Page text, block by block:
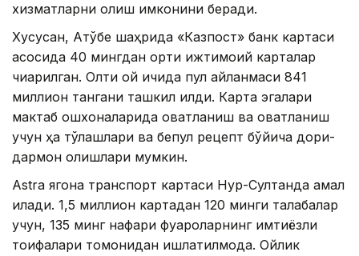
хизматларни олиш имконини беради.
Хусусан, Ақтўбе шаҳрида «Казпост» банк картаси
асосида 40 мингдан ортиқ ижтимоий карталар
чиқарилган. Олти ой ичида пул айланмаси 841
миллион тангани ташкил қилди. Карта эгалари
мактаб ошхоналарида овқатланиш ва овқатланиш
учун ҳақ тўлашлари ва бепул рецепт бўйича дори-
дармон олишлари мумкин.
Astra ягона транспорт картаси Нур-Султанда амал
қилади. 1,5 миллион картадан 120 минги талабалар
учун, 135 минг нафари фуқароларнинг имтиёзли
тоифалари томонидан ишлатилмоқда. Ойлик